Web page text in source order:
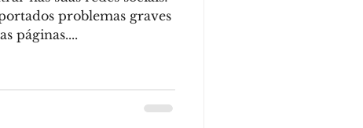
problemas graves
páginas....